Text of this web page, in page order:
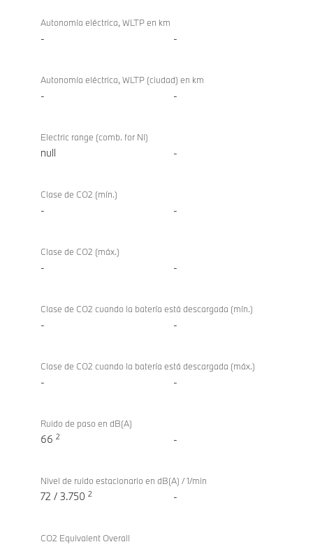
Autonomía eléctrica, WLTP en km
- -
Autonomía eléctrica, WLTP (ciudad) en km
- -
Electric range (comb. for NI)
null -
Clase de CO2 (mín.)
- -
Clase de CO2 (máx.)
- -
Clase de CO2 cuando la batería está descargada (mín.)
- -
Clase de CO2 cuando la batería está descargada (máx.)
- -
Ruido de paso en dB(A)
66 2 -
Nivel de ruido estacionario en dB(A) / 1/min
72 / 3.750 2 -
CO2 Equivalent Overall